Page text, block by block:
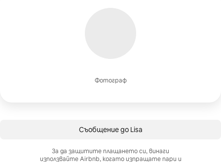
Фотограф
Съобщение до Lisa
За да защитите плащането си, винаги
използвайте Airbnb, когато изпращате пари и